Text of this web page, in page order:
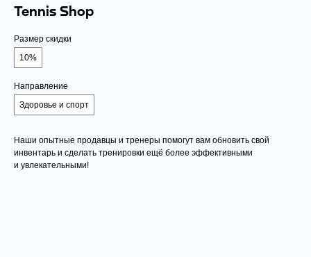
Tennis Shop
Размер скидки
10%
Направление
Здоровье и спорт
Наши опытные продавцы и тренеры помогут вам обновить свой
инвентарь и сделать тренировки ещё более эффективными
и увлекательными!